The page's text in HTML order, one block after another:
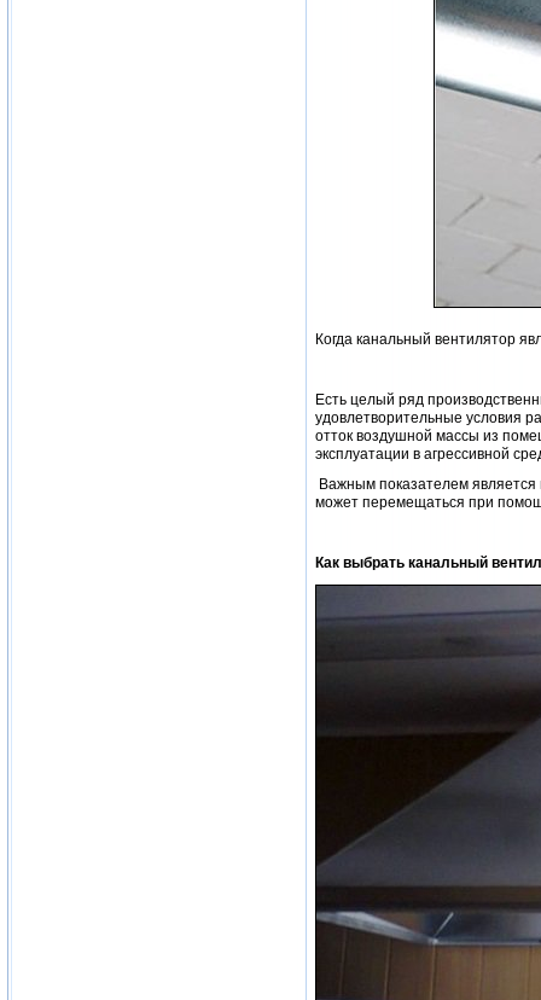
Когда канальный вентилятор
Есть целый ряд
удовлетворительные условия
отток воздушной массы из
эксплуатации в агрессивной
Важным показателем
может перемещаться при
Как выбрать канальный